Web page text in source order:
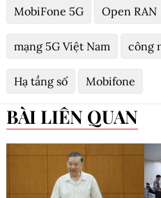
MobiFone 5G Open RAN
mạng 5G Việt Nam công
Hạ tầng số Mobifone
BÀI LIÊN QUAN